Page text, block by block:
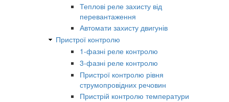
Теплові реле захисту від
перевантаження
Автомати захисту двигунів
Пристрої контролю
1-фазні реле контролю
3-фазні реле контролю
Пристрої контролю рівня
струмопровідних речовин
Пристрій контролю температури